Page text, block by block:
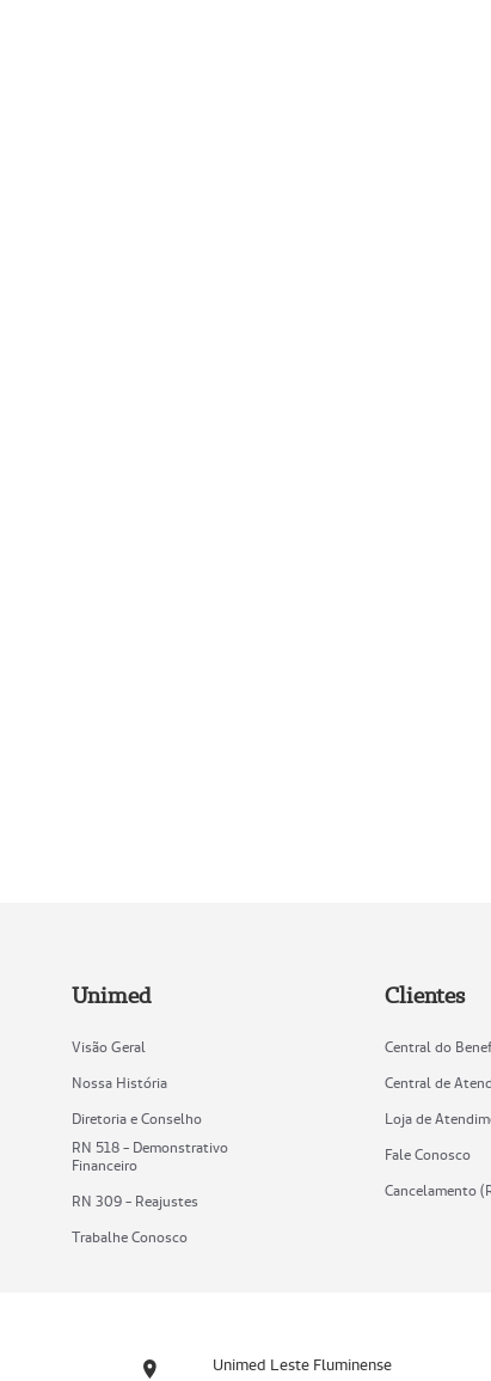
Unimed
Visão Geral
Nossa História
Diretoria e Conselho
RN 518 - Demonstrativo
Financeiro
RN 309 - Reajustes
Trabalhe Conosco
Clientes
Central do
Central de
Loja de
Fale Conosco
Cancelamento
Unimed Leste Fluminense